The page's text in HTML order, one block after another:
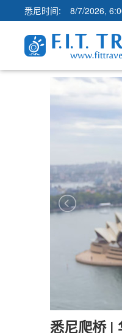
悉尼时间: 8/7/2026,
悉尼爬桥 |